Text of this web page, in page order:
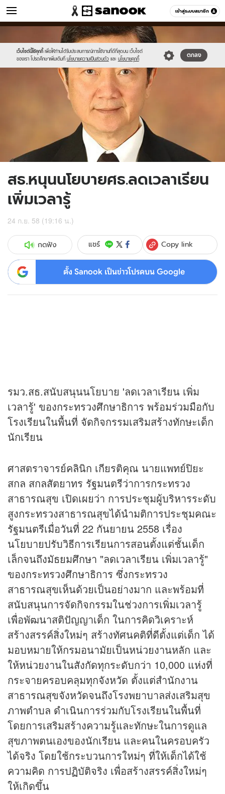
เข้าสู่ระบบสมาชิก
ข่าว หมวดอื่นๆ
เว็บไซต์นี้ใช้คุกกี้ เพื่อให้ท่านได้รับประสบการณ์การใช้งานที่ดีที่สุดบน เว็บไซต์
ของเรา โปรดศึกษาเพิ่มเติมที่ นโยบายความเป็นส่วนตัว และ นโยบายคุกกี้
ตกลง
//s.isanook.com/sr/0/images/logo-
new-
sanook.png
//s.isanook.com/ns/0/ud/374/1871426/648180-
01.jpg
สธ.หนุนนโยบายศธ.ลดเวลาเรียน
เพิ่มเวลารู้
24 ก.ย. 58 (19:16 น.)
กดฟัง แชร์ Copy link
ตั้ง Sanook เป็นข่าวโปรดบน Google
รมว.สธ.สนับสนุนนโยบาย 'ลดเวลาเรียน เพิ่ม
เวลารู้' ของกระทรวงศึกษาธิการ พร้อมร่วมมือกับ
โรงเรียนในพื้นที่ จัดกิจกรรมเสริมสร้างทักษะเด็ก
นักเรียน
ศาสตราจารย์คลินิก เกียรติคุณ นายแพทย์ปิยะ
สกล สกลสัตยาทร รัฐมนตรีว่าการกระทรวง
สาธารณสุข เปิดเผยว่า การประชุมผู้บริหารระดับ
สูงกระทรวงสาธารณสุขได้นำมติการประชุมคณะ
รัฐมนตรีเมื่อวันที่ 22 กันยายน 2558 เรื่อง
นโยบายปรับวิธีการเรียนการสอนตั้งแต่ชั้นเด็ก
เล็กจนถึงมัธยมศึกษา "ลดเวลาเรียน เพิ่มเวลารู้"
ของกระทรวงศึกษาธิการ ซึ่งกระทรวง
สาธารณสุขเห็นด้วยเป็นอย่างมาก และพร้อมที่
สนับสนุนการจัดกิจกรรมในช่วงการเพิ่มเวลารู้
เพื่อพัฒนาสติปัญญาเด็ก ในการคิดวิเคราะห์
สร้างสรรค์สิ่งใหม่ๆ สร้างทัศนคติที่ดีตั้งแต่เด็ก ได้
มอบหมายให้กรมอนามัยเป็นหน่วยงานหลัก และ
ให้หน่วยงานในสังกัดทุกระดับกว่า 10,000 แห่งที่
กระจายครอบคลุมทุกจังหวัด ตั้งแต่สำนักงาน
สาธารณสุขจังหวัดจนถึงโรงพยาบาลส่งเสริมสุข
ภาพตำบล ดำเนินการร่วมกับโรงเรียนในพื้นที่
โดยการเสริมสร้างความรู้และทักษะในการดูแล
สุขภาพตนเองของนักเรียน และคนในครอบครัว
ได้จริง โดยใช้กระบวนการใหม่ๆ ที่ให้เด็กได้ใช้
ความคิด การปฏิบัติจริง เพื่อสร้างสรรค์สิ่งใหม่ๆ
ให้เกิดขึ้น